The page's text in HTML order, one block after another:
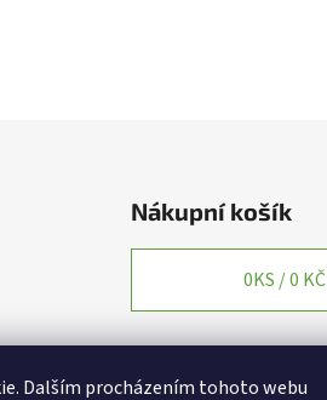
Dalším procházením tohoto webu
Nákupní košík
0KS /0 KČ